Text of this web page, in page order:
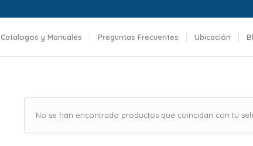
Catalogos y Manuales Preguntas Frecuentes Ubicación
No se han encontrado productos que coincidan con tu